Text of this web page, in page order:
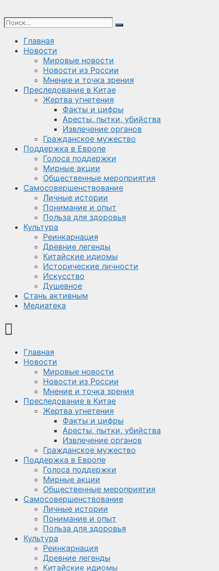
Главная
Новости
Мировые новости
Новости из России
Мнение и точка зрения
Преследование в Китае
Жертва угнетения
Факты и цифры
Аресты, пытки, убийства
Извлечение органов
Гражданское мужество
Поддержка в Европе
Голоса поддержки
Мирные акции
Общественные мероприятия
Самосовершенствование
Личные истории
Понимание и опыт
Польза для здоровья
Культура
Реинкарнация
Древние легенды
Китайские идиомы
Исторические личности
Искусство
Душевное
Стань активным
Медиатека
Главная
Новости
Мировые новости
Новости из России
Мнение и точка зрения
Преследование в Китае
Жертва угнетения
Факты и цифры
Аресты, пытки, убийства
Извлечение органов
Гражданское мужество
Поддержка в Европе
Голоса поддержки
Мирные акции
Общественные мероприятия
Самосовершенствование
Личные истории
Понимание и опыт
Польза для здоровья
Культура
Реинкарнация
Древние легенды
Китайские идиомы